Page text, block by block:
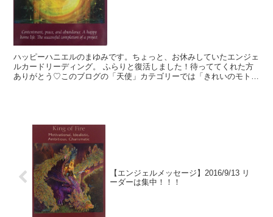
ハッピーハニエルのまゆみです。ちょっと、お休みしていたエンジェ
ルカードリーディング。 ふらりと復活しました！待っててくれた方
ありがとう♡このブログの「天使」カテゴリーでは「きれいのモト」
【エンジェルメッセージ】2016/9/13 リ
ーダーは集中！！！